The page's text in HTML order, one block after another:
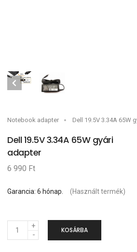
Notebook adapter Dell 19.5V 3.34A 65W
Dell 19.5V 3.34A 65W gyári
adapter
6 990 Ft
Garancia: 6 hónap. (Használt termék)
e
KOSÁRBA